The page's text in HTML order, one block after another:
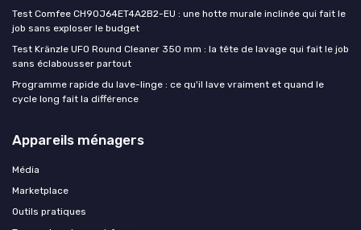
Test Comfee CH90J64ET4A2B2-EU : une hotte murale inclinée qui fait le
job sans exploser le budget
Test Kränzle UFO Round Cleaner 350 mm : la tête de lavage qui fait le job
sans éclabousser partout
Programme rapide du lave-linge : ce qu'il lave vraiment et quand le
cycle long fait la différence
Appareils ménagers
Média
Marketplace
Outils pratiques